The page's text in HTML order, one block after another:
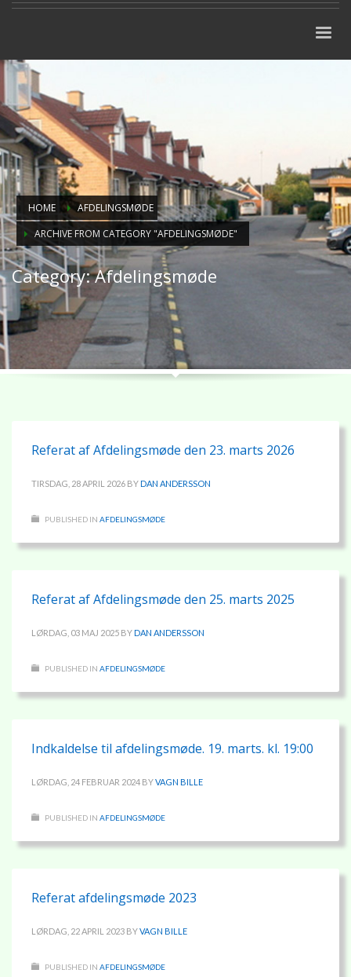
HOME
AFDELINGSMØDE
ARCHIVE FROM CATEGORY "AFDELINGSMØDE"
Category: Afdelingsmøde
Referat af Afdelingsmøde den 23. marts 2026
TIRSDAG, 28 APRIL 2026 BYDAN ANDERSSON
PUBLISHED IN AFDELINGSMØDE
Referat af Afdelingsmøde den 25. marts 2025
LØRDAG, 03 MAJ 2025 BYDAN ANDERSSON
PUBLISHED IN AFDELINGSMØDE
Indkaldelse til afdelingsmøde. 19. marts. kl. 19:00
LØRDAG, 24 FEBRUAR 2024 BYVAGN BILLE
PUBLISHED IN AFDELINGSMØDE
Referat afdelingsmøde 2023
LØRDAG, 22 APRIL 2023 BYVAGN BILLE
PUBLISHED IN AFDELINGSMØDE